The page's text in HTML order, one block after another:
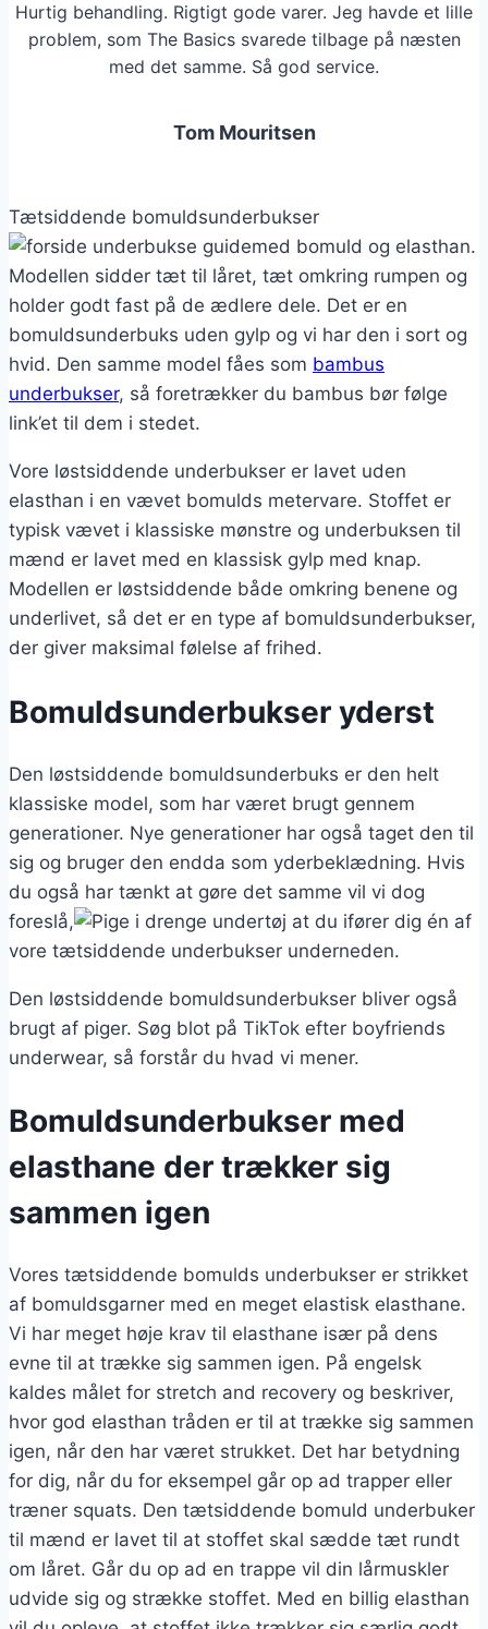
Hurtig behandling. Rigtigt gode varer. Jeg havde et lille
problem, som The Basics svarede tilbage på næsten
med det samme. Så god service.
Tom Mouritsen
Tætsiddende bomuldsunderbukser
med bomuld og elasthan.
Modellen sidder tæt til låret, tæt omkring rumpen og
holder godt fast på de ædlere dele. Det er en
bomuldsunderbuks uden gylp og vi har den i sort og
hvid. Den samme model fåes som bambus
underbukser, så foretrækker du bambus bør følge
link’et til dem i stedet.
Vore løstsiddende underbukser er lavet uden
elasthan i en vævet bomulds metervare. Stoffet er
typisk vævet i klassiske mønstre og underbuksen til
mænd er lavet med en klassisk gylp med knap.
Modellen er løstsiddende både omkring benene og
underlivet, så det er en type af bomuldsunderbukser,
der giver maksimal følelse af frihed.
Bomuldsunderbukser yderst
Den løstsiddende bomuldsunderbuks er den helt
klassiske model, som har været brugt gennem
generationer. Nye generationer har også taget den til
sig og bruger den endda som yderbeklædning. Hvis
du også har tænkt at gøre det samme vil vi dog
foreslå,
at du ifører dig én af
vore tætsiddende underbukser underneden.
Den løstsiddende bomuldsunderbukser bliver også
brugt af piger. Søg blot på TikTok efter boyfriends
underwear, så forstår du hvad vi mener.
Bomuldsunderbukser med
elasthane der trækker sig
sammen igen
Vores tætsiddende bomulds underbukser er strikket
af bomuldsgarner med en meget elastisk elasthane.
Vi har meget høje krav til elasthane især på dens
evne til at trække sig sammen igen. På engelsk
kaldes målet for stretch and recovery og beskriver,
hvor god elasthan tråden er til at trække sig sammen
igen, når den har været strukket. Det har betydning
for dig, når du for eksempel går op ad trapper eller
træner squats. Den tætsiddende bomuld underbuker
til mænd er lavet til at stoffet skal sædde tæt rundt
om låret. Går du op ad en trappe vil din lårmuskler
udvide sig og strække stoffet. Med en billig elasthan